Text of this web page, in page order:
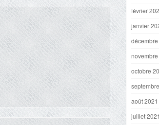
février
janvier
décembre
novembre
octobre
août 2021
juillet 2021